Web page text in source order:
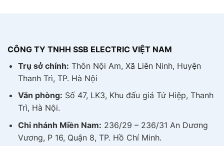
CÔNG TY TNHH SSB ELECTRIC VIỆT NAM
Trụ sở chính: Thôn Nội Am, Xã Liên Ninh, Huyện
Thanh Trì, TP. Hà Nội
Văn phòng: Số 47, LK3, Khu đấu giá Tứ Hiệp, Thanh
Trì, Hà Nội.
Chi nhánh Miền Nam: 236/29 – 236/31 An Dương
Vương, P 16, Quận 8, TP. Hồ Chí Minh.